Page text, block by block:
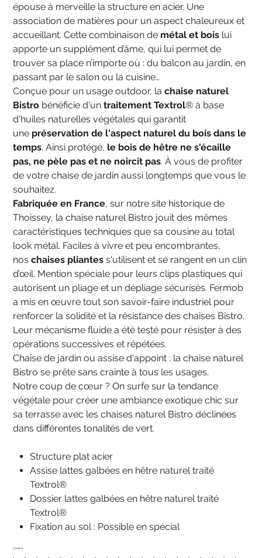
épouse à merveille la structure en acier. Une
association de matières pour un aspect chaleureux et
accueillant. Cette combinaison de métal et bois lui
apporte un supplément d’âme, qui lui permet de
trouver sa place n’importe où : du balcon au jardin, en
passant par le salon ou la cuisine…
Conçue pour un usage outdoor, lachaise naturel
Bistro bénéficie d'untraitement Textrol® à base
d'huiles naturelles végétales qui garantit
une préservation de l'aspect naturel du bois dans le
temps. Ainsi protégé, le bois de hêtre ne s'écaille
pas, ne pèle pas et ne noircit pas. À vous de profiter
de votre chaise de jardin aussi longtemps que vous le
souhaitez.
Fabriquée en France, sur notre site historique de
Thoissey, la chaise naturel Bistro jouit des mêmes
caractéristiques techniques que sa cousine au total
look métal. Faciles à vivre et peu encombrantes,
noschaises pliantes s'utilisent et se rangent en un clin
d’œil. Mention spéciale pour leurs clips plastiques qui
autorisent un pliage et un dépliage sécurisés. Fermob
a mis en œuvre tout son savoir-faire industriel pour
renforcer la solidité et la résistance des chaises Bistro.
Leur mécanisme fluide a été testé pour résister à des
opérations successives et répétées.
Chaise de jardin ou assise d'appoint : la chaise naturel
Bistro se prête sans crainte à tous les usages.
Notre coup de cœur ? On surfe sur la tendance
végétale pour créer une ambiance exotique chic sur
sa terrasse avec les chaises naturel Bistro déclinées
dans différentes tonalités de vert.
Structure plat acier
Assise lattes galbées en hêtre naturel traité
Textrol®
Dossier lattes galbées en hêtre naturel traité
Textrol®
Fixation au sol : Possible en spécial
Couleur